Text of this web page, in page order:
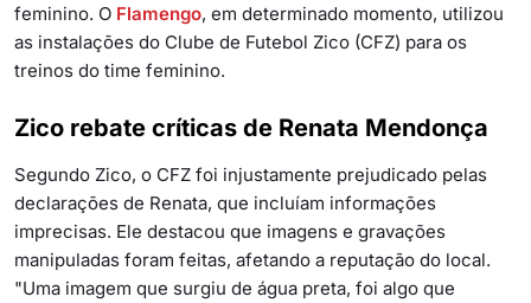
feminino. O Flamengo, em determinado momento, utilizou
as instalações do Clube de Futebol Zico (CFZ) para os
treinos do time feminino.
Zico rebate críticas de Renata Mendonça
Segundo Zico, o CFZ foi injustamente prejudicado pelas
declarações de Renata, que incluíam informações
imprecisas. Ele destacou que imagens e gravações
manipuladas foram feitas, afetando a reputação do local.
"Uma imagem que surgiu de água preta, foi algo que